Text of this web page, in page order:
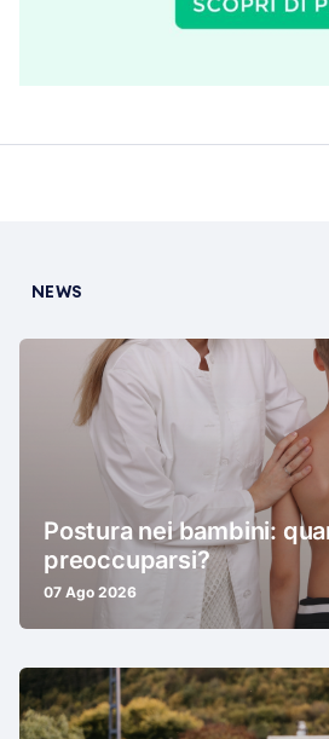
NEWS
Postura nei bambini:
preoccuparsi?
07 Ago 2026